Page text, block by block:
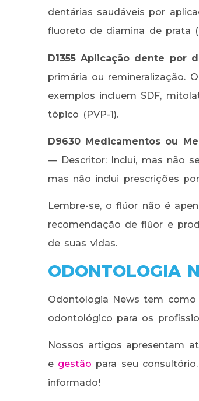
dentárias saudáveis por
fluoreto de diamina de prata
D1355 Aplicação dente por
primária ou remineralização.
exemplos incluem SDF,
tópico (PVP-1).
D9630 Medicamentos ou
— Descritor: Inclui, mas não
mas não inclui prescrições
Lembre-se, o flúor não é
recomendação de flúor e
de suas vidas.
ODONTOLOGIA
Odontologia News tem
odontológico para os
Nossos artigos apresentam
e gestão para seu
informado!